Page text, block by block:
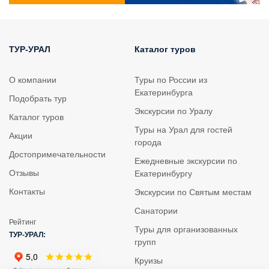
С вершины Большого Богдо открывается
Купание в озере Баскунчак 1 час
Это крупная бессточная котловина, которая
пополняется водами из поверхностных и подземных
источников. В озеро впадает около 25 родников и
одна небольшая река - Горькая. Это крупнейшее
месторождение поваренной соли в России. Добыча
её ведется с XVIII века.
Грязи и соли Баскунчака славятся своими
целебными свойствами.
Но больше всего Баскунчак привлекает своими
невероятными, фантастическими видами!
Сверкающие белоснежные берега и тяжелая
столбиков (разметка старых участков соледобычи) и
ТУР-УРАЛ
О компании
Подобрать тур
Каталог туров
Акции
Достопримечательности
Отзывы
Контакты
Рейтинг
ТУР-УРАЛ:
Каталог туров
Туры по России из
Екатеринбурга
Экскурсии по Уралу
Туры на Урал для гостей
города
Ежедневные экскурсии по
Екатеринбургу
Экскурсии по Святым местам
Санатории
Туры для организованных
групп
Круизы